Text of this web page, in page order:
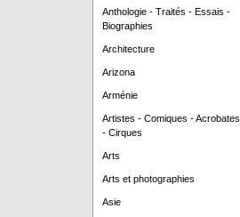
Anthologie - Traités - Essais -
Biographies
Architecture
Arizona
Arménie
Artistes - Comiques - Acrobates
- Cirques
Arts
Arts et photographies
Asie